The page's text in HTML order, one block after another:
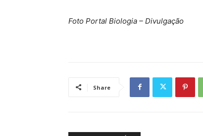
Foto Portal Biologia – Divulgação
Share